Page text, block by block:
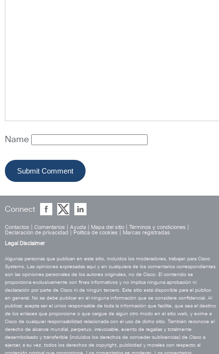
Name
Connect
Contactos Comentarios Ayuda Mapa del sitio Términos y condiciones
Declaración de privacidad
Política de cookies
Marcas registradas
Legal Disclaimer
Algunas personas que publican en este sitio, incluidos los moderadores, trabajan para Cisco
Systems. Las opiniones expresadas aquí y en cualquiera de los comentarios correspondientes
son las opiniones personales de los autores originales, no de Cisco. El contenido se
proporciona exclusivamente con fines informativos y no implica ninguna aprobación ni
declaración por parte de Cisco ni de ningún tercero. Este sitio está disponible para el público
en general. No se debe publicar en él ninguna información que se considere confidencial. Al
publicar, acepta ser el único responsable de toda la información que facilite, que sea el destino
de los enlaces que proporcione o que cargue de algún otro modo en el sitio web, y exime a
Cisco de cualquier responsabilidad relacionada con el uso de dicho sitio. También reconoce el
derecho de alcance mundial, perpetuo, irrevocable, exento de regalías y totalmente
desembolsado y transferible (incluidos los derechos de conceder sublicencias) de Cisco a
ejercer, a su vez, todos los derechos de copyright, publicidad y morales con respecto al